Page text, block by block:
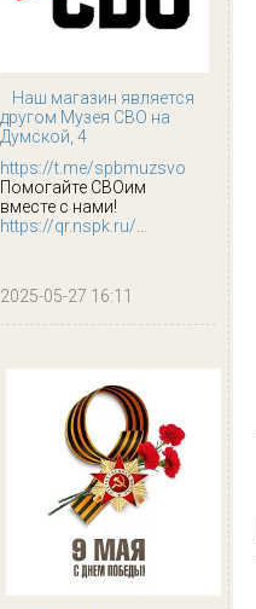
Наш магазин является
другом Музея СВО на
Думской, 4
https://t.me/spbmuzsvo
Помогайте СВОим
вместе с нами!
https://qr.nspk.ru/...
2025-05-27 16:11